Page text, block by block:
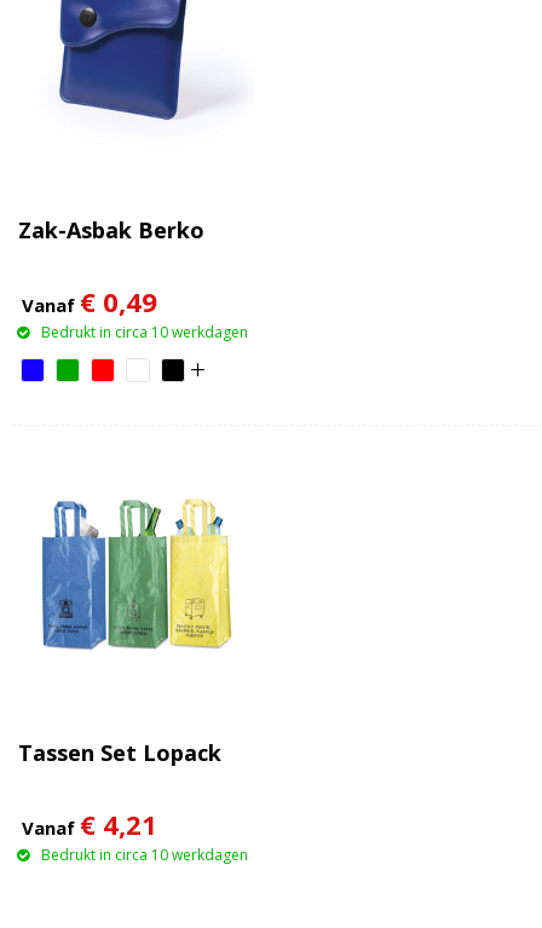
Zak-Asbak Berko
Vanaf € 0,49
Bedrukt in circa 10 werkdagen
Tassen Set Lopack
Vanaf € 4,21
Bedrukt in circa 10 werkdagen